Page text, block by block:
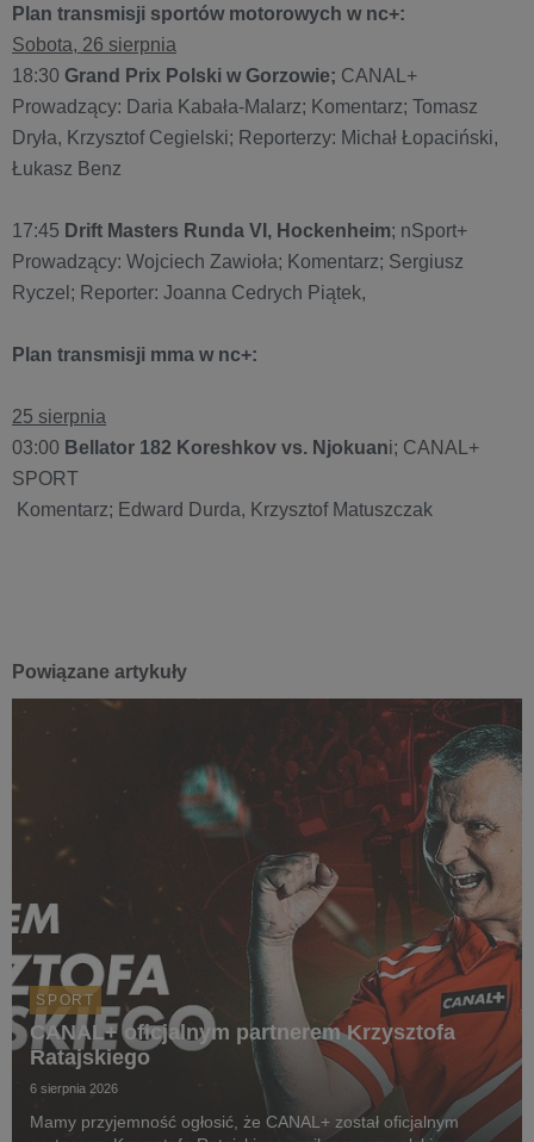
Plan transmisji sportów motorowych w nc+:
Sobota, 26 sierpnia
18:30 Grand Prix Polski w Gorzowie; CANAL+
Prowadzący: Daria Kabała-Malarz; Komentarz; Tomasz
Dryła, Krzysztof Cegielski; Reporterzy: Michał Łopaciński,
Łukasz Benz
17:45 Drift Masters Runda VI, Hockenheim; nSport+
Prowadzący: Wojciech Zawioła; Komentarz; Sergiusz
Ryczel; Reporter: Joanna Cedrych Piątek,
Plan transmisji mma w nc+:
25 sierpnia
03:00 Bellator 182 Koreshkov vs. Njokuani; CANAL+
SPORT
Komentarz; Edward Durda, Krzysztof Matuszczak
Powiązane artykuły
SPORT
CANAL+ oficjalnym partnerem Krzysztofa
Ratajskiego
6 sierpnia 2026
Mamy przyjemność ogłosić, że CANAL+ został oficjalnym